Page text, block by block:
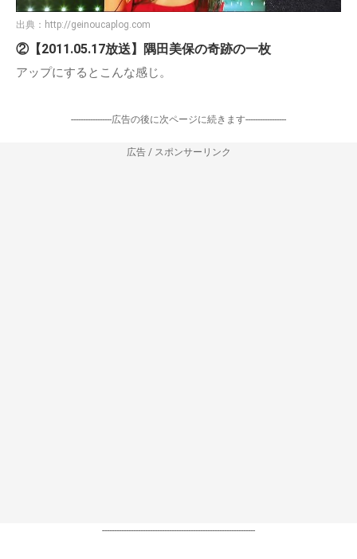
出典： http://geinoucaplog.com
②【2011.05.17放送】隅田美保の奇跡の一枚
アップにするとこんな感じ。
-----------------広告の後に次ページに続きます-----------------
広告 / スポンサーリンク
----------------------------------------------------------------